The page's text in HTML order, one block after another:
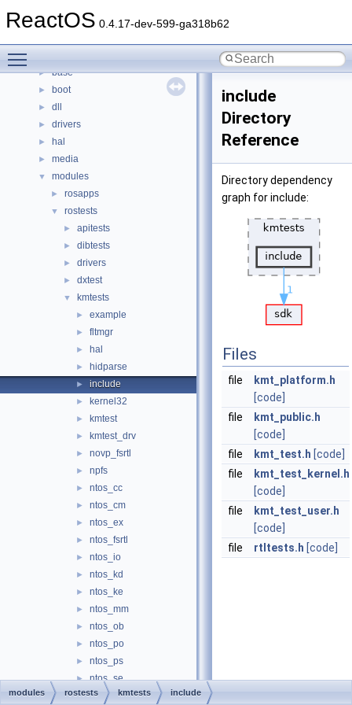
ReactOS 0.4.17-dev-599-ga318b62
► Classes
▼
► base
► boot
► dll
► drivers
► hal
► media
▼ modules
► rosapps
▼ rostests
► apitests
► dibtests
► drivers
► dxtest
▼ kmtests
► example
► fltmgr
► hal
► hidparse
► include
► kernel32
► kmtest
► kmtest_drv
► novp_fsrtl
► npfs
► ntos_cc
► ntos_cm
► ntos_ex
► ntos_fsrtl
► ntos_io
► ntos_kd
► ntos_ke
► ntos_mm
► ntos_ob
► ntos_po
► ntos_ps
► ntos_se
► rtl
include
Directory
Reference
Directory dependency
graph for include:
Files
file
kmt_platform.h
[code]
file
kmt_public.h
[code]
file
kmt_test.h [code]
file
kmt_test_kernel.h
[code]
file
kmt_test_user.h
[code]
file
rtltests.h [code]
modules rostests kmtests include